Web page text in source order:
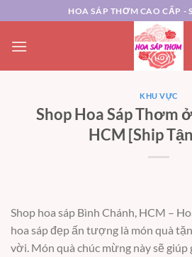
đến
nội
HOA SÁP THƠM CAO CẤP -
KHU VỰC
Shop Hoa Sáp Thơm
HCM [Ship
Shop hoa sáp Bình Chánh, HCM –
hoa sáp đẹp ấn tượng là món quà
vời. Món quà chúc mừng này sẽ